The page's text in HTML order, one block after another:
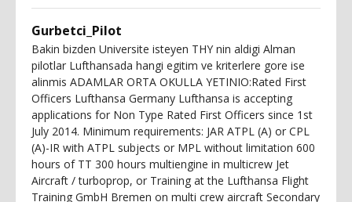
Gurbetci_Pilot
Bakin bizden Universite isteyen THY nin aldigi Alman
pilotlar Lufthansada hangi egitim ve kriterlere gore ise
alinmis ADAMLAR ORTA OKULLA YETINIO:Rated First
Officers Lufthansa Germany Lufthansa is accepting
applications for Non Type Rated First Officers since 1st
July 2014. Minimum requirements: JAR ATPL (A) or CPL
(A)-IR with ATPL subjects or MPL without limitation 600
hours of TT 300 hours multiengine in multicrew Jet
Aircraft / turboprop, or Training at the Lufthansa Flight
Training GmbH Bremen on multi crew aircraft Secondary